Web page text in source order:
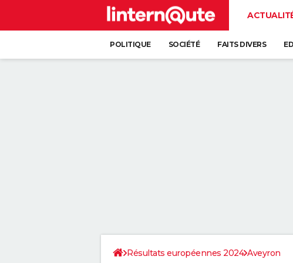
POLITIQUE SOCIÉTÉ FAITS DIVERS
Résultats européennes 2024 Aveyron